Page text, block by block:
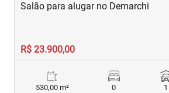
Salão para alugar no Demarchi
R$ 23.900,00
530,00 m²
0
1